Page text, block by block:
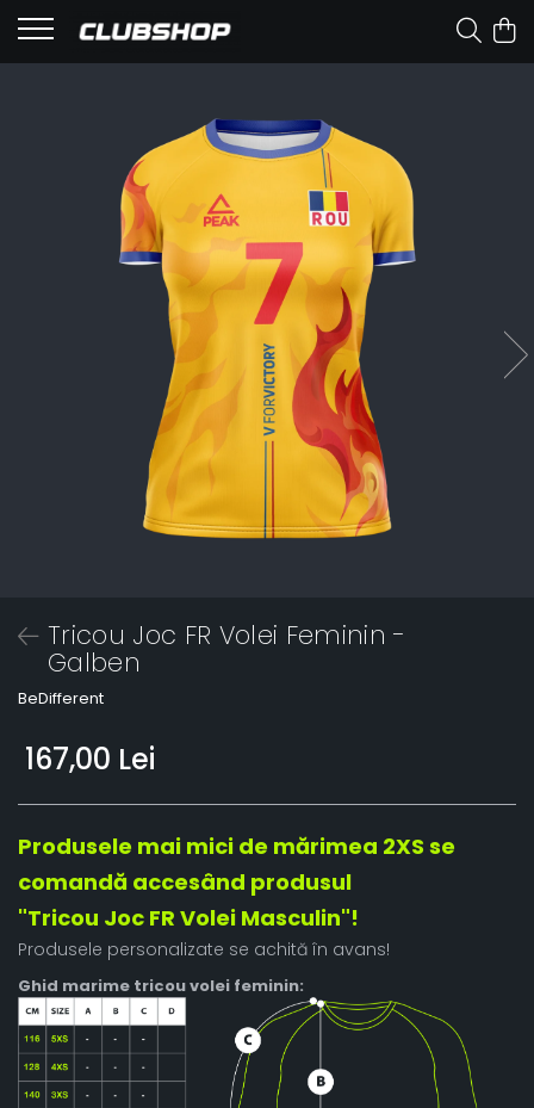
Tricou Joc FR Volei Feminin -
Galben
BeDifferent
167,00 Lei
Produsele mai mici de mărimea 2XS se
comandă accesând produsul
"Tricou Joc FR Volei Masculin"!
Produsele personalizate se achită în avans!
Ghid marime tricou volei feminin: